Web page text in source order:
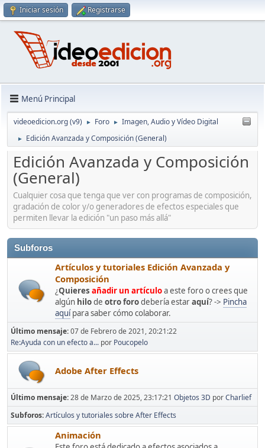
Iniciar sesión Registrarse
Menú Principal
videoedicion.org (v9) ► Foro ► Imagen, Audio y Vídeo Digital
► Edición Avanzada y Composición (General)
Edición Avanzada y Composición
(General)
Cualquier cosa que tenga que ver con programas de composición,
gradación de color y/o generadores de efectos especiales que
permiten llevar la edición "un paso más allá"
Subforos
Artículos y tutoriales Edición Avanzada y
Composición
¿Quieres añadir un artículoa este foro o crees que
algún hilode otro forodebería estaraquí? -> Pincha
aquípara saber cómo colaborar.
Último mensaje:07 de Febrero de 2021, 20:21:22
Re:Ayuda con un efecto a... por Poucopelo
Adobe After Effects
Último mensaje:28 de Marzo de 2025, 23:17:21 Objetos 3D porCharlief
Subforos Artículos y tutoriales sobre After Effects
Animación